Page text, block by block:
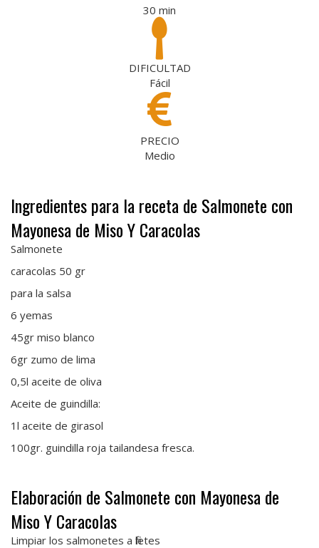
30 min
DIFICULTAD
Fácil
PRECIO
Medio
Ingredientes para la receta de Salmonete con
Mayonesa de Miso Y Caracolas
Salmonete
caracolas 50 gr
para la salsa
6 yemas
45gr miso blanco
6gr zumo de lima
0,5l aceite de oliva
Aceite de guindilla:
1l aceite de girasol
100gr. guindilla roja tailandesa fresca.
Elaboración de Salmonete con Mayonesa de
Miso Y Caracolas
Limpiar los salmonetes a filetes